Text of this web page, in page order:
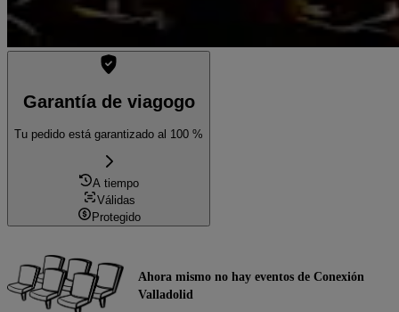
Garantía de viagogo
Tu pedido está garantizado al 100 %
A tiempo
Válidas
Protegido
Ahora mismo no hay eventos de Conexión
Valladolid